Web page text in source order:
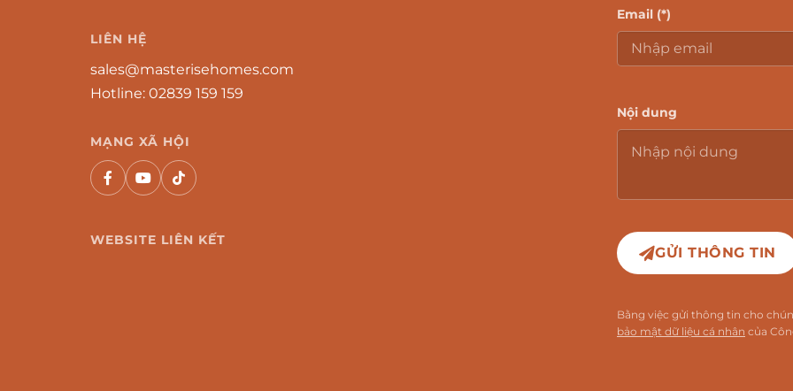
LIÊN HỆ
sales@masterisehomes.com
Hotline: 02839 159 159
MẠNG XÃ HỘI
WEBSITE LIÊN KẾT
Email (*)
Nội dung
GỬI THÔNG TIN
Bằng việc gửi thông tin cho
bảo mật dữ liệu cá nhân của